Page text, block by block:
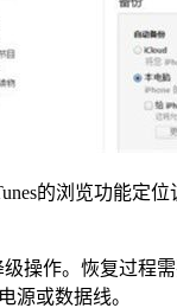
的浏览功能定
操作。恢复过程
源或数据线。